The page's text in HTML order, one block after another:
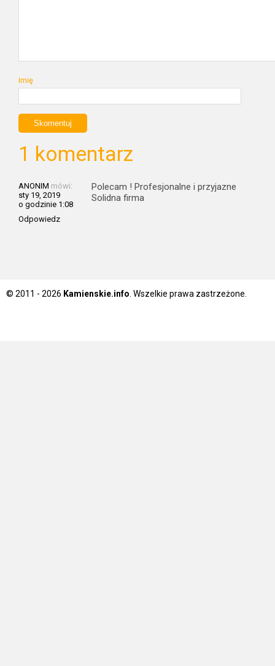
Imię
1 komentarz
ANONIM mówi:
sty 19, 2019
o godzinie 1:08
Odpowiedz
Polecam ! Profesjonalne i przyjazne
Solidna firma
© 2011 - 2026 Kamienskie.info. Wszelkie prawa zastrzeżone.